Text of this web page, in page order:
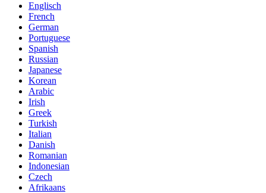
Englisch
French
German
Portuguese
Spanish
Russian
Japanese
Korean
Arabic
Irish
Greek
Turkish
Italian
Danish
Romanian
Indonesian
Czech
Afrikaans